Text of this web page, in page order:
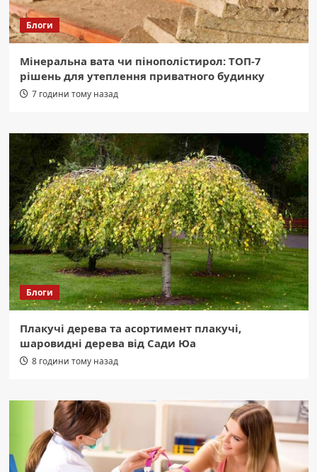
Блоги
Мінеральна вата чи пінополістирол: ТОП-7
рішень для утеплення приватного будинку
7 години тому назад
Блоги
Плакучі дерева та асортимент плакучі,
шаровидні дерева від Сади Юа
8 години тому назад